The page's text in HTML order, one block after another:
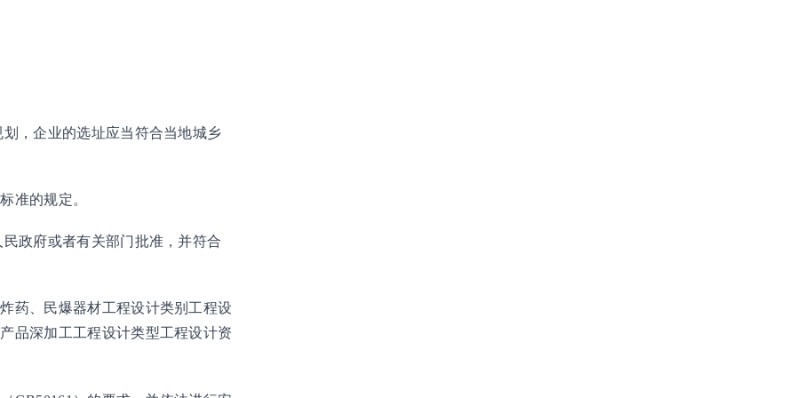
，企业的选址应当符合当地城乡
准的规定。
政府或者有关部门批准，并符合
药、民爆器材工程设计类别工程设
品深加工工程设计类型工程设计资